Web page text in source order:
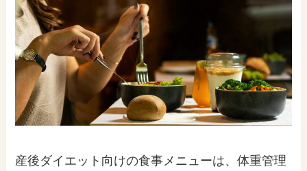
産後ダイエット向けの食事メニューは、体重管理